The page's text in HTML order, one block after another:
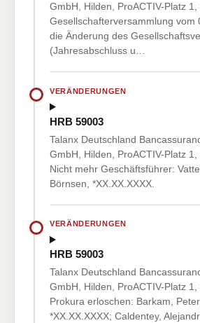
GmbH, Hilden, ProACTIV-Platz
Gesellschafterversammlung vom
die Änderung des
(Jahresabschluss u…
VERÄNDERUNGEN
HRB 59003
Talanx Deutschland
GmbH, Hilden, ProACTIV-Platz 1,
Nicht mehr Geschäftsführer:
Börnsen, *XX.XX.XXXX.
VERÄNDERUNGEN
HRB 59003
Talanx Deutschland
GmbH, Hilden, ProACTIV-Platz
Prokura erloschen: Barkam,
*XX.XX.XXXX; Caldentey,